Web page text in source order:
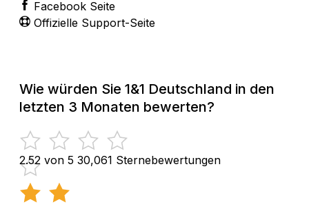
Facebook Seite
Offizielle Support-Seite
Wie würden Sie 1&1 Deutschland in den
letzten 3 Monaten bewerten?
2.52 von 5 30,061 Sternebewertungen